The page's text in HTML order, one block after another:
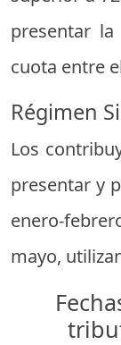
presentar la
cuota entre
Régimen
Los
presentar y
enero-
mayo,